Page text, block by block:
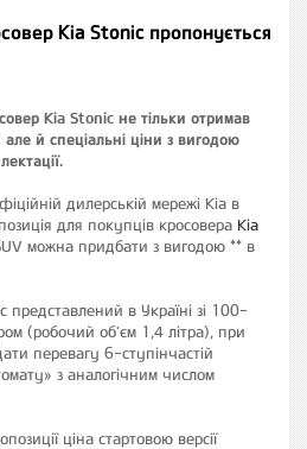
Kia Stonic пропонується
Kia Stonic не тільки отримав
й спеціальні ціни з вигодою
дилерській мережі Kia в
для покупців кросовера Kia
можна придбати з вигодою ** в
в Україні зі 100-
(робочий об'єм 1,4 літра), при
перевагу 6-ступінчастій
з аналогічним числом
ціна стартовою версії